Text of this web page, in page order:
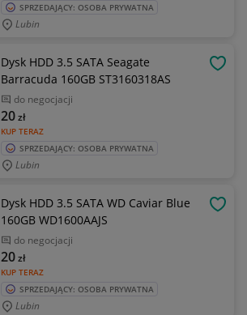
SPRZEDAJĄCY: OSOBA PRYWATNA
Lubin
Dysk HDD 3.5 SATA Seagate
Barracuda 160GB ST3160318AS
do negocjacji
KUP TERAZ
20zł
SPRZEDAJĄCY: OSOBA PRYWATNA
Lubin
Dysk HDD 3.5 SATA WD Caviar Blue
160GB WD1600AAJS
do negocjacji
KUP TERAZ
20zł
SPRZEDAJĄCY: OSOBA PRYWATNA
Lubin